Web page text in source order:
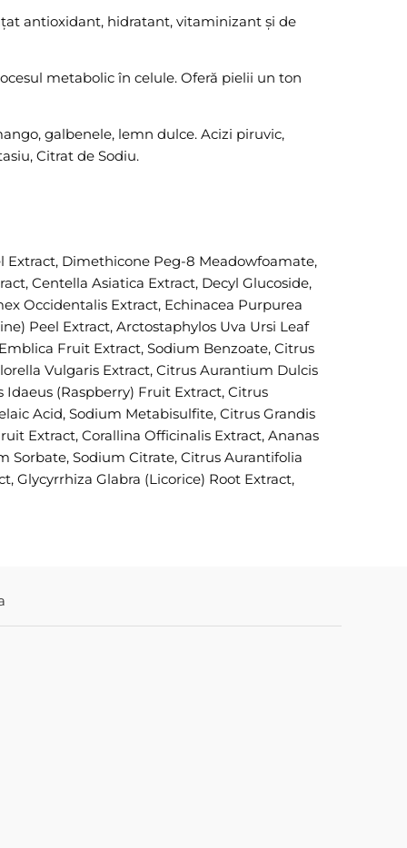
antioxidant, hidratant, vitaminizant și de
metabolic în celule. Oferă pielii un ton
galbenele, lemn dulce. Acizi piruvic,
Citrat de Sodiu.
Extract, Dimethicone Peg-8 Meadowfoamate,
Centella Asiatica Extract, Decyl Glucoside,
Occidentalis Extract, Echinacea Purpurea
Peel Extract, Arctostaphylos Uva Ursi Leaf
Fruit Extract, Sodium Benzoate, Citrus
Vulgaris Extract, Citrus Aurantium Dulcis
(Raspberry) Fruit Extract, Citrus
Acid, Sodium Metabisulfite, Citrus Grandis
Extract, Corallina Officinalis Extract, Ananas
Sorbate, Sodium Citrate, Citrus Aurantifolia
Glycyrrhiza Glabra (Licorice) Root Extract,